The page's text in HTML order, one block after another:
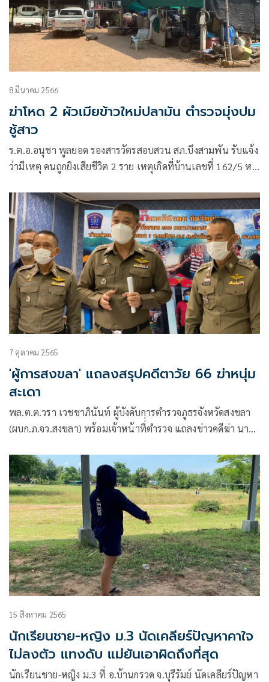
8 มีนาคม 2566
ฆ่าโหด 2 ผัวเมียข้าวใหม่ปลามัน ตำรวจมุ่งปม
ชู้สาว
ร.ต.อ.อนุชา พูลยอด รองสารวัตรสอบสวน สภ.บึงสามพัน รับแจ้ง
ว่ามีเหตุ คนถูกยิงเสียชีวิต 2 ราย เหตุเกิดที่บ้านเลขที่ 162/5 หมู่
ประสานแพทย์เวรโรงพยาบาลบึงสามพัน
7 ตุลาคม 2565
'ผู้การสงขลา' แถลงสรุปคดีตาวัย 66 ฆ่าหนุ่ม
สะเดา
พล.ต.ต.วรา เวชชาภินันท์ ผู้บังคับการตำรวจภูธรจังหวัดสงขลา
(ผบก.ภ.จว.สงขลา) พร้อมเจ้าหน้าที่่ตำรวจ แถลงข่าวคดีฆ่า นาย
15 สิงหาคม 2565
นักเรียนชาย-หญิง ม.3 นัดเคลียร์ปัญหาคาใจ​
ไม่ลงตัว​ แทงดับ​ แม่ยันเอาผิดถึงที่สุด
นักเรียนชาย-หญิง ม.3 ที่ อ.บ้านกรวด จ.บุรีรัมย์ นัดเคลียร์ปัญหา